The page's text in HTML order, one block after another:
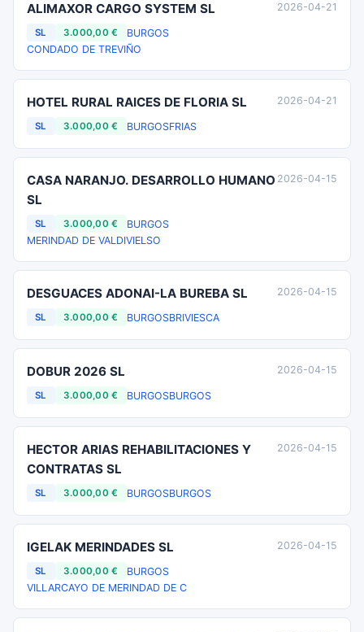
ALIMAXOR CARGO SYSTEM SL
SL 3.000,00 €
BURGOS
CONDADO DE TREVIÑO
2026-04-21
HOTEL RURAL RAICES DE FLORIA SL
SL 3.000,00 € BURGOSFRIAS
2026-04-21
CASA NARANJO. DESARROLLO HUMANO
SL
SL 3.000,00 €
BURGOS
MERINDAD DE VALDIVIELSO
2026-04-15
DESGUACES ADONAI-LA BUREBA SL
SL 3.000,00 € BURGOSBRIVIESCA
2026-04-15
DOBUR 2026 SL
SL 3.000,00 € BURGOSBURGOS
2026-04-15
HECTOR ARIAS REHABILITACIONES Y
CONTRATAS SL
SL 3.000,00 € BURGOSBURGOS
2026-04-15
IGELAK MERINDADES SL
SL 3.000,00 €
BURGOS
VILLARCAYO DE MERINDAD DE C
2026-04-15